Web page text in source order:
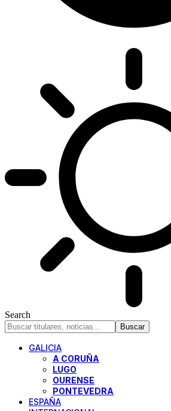
Search
GALICIA
A CORUÑA
LUGO
OURENSE
PONTEVEDRA
ESPAÑA